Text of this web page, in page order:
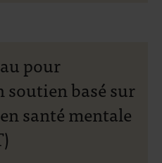
pour
basé sur
santé mentale